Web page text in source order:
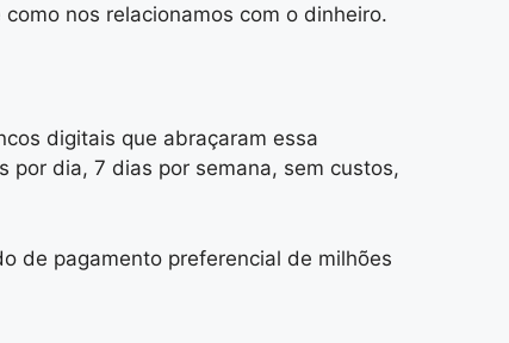
nos relacionamos com o dinheiro.
digitais que abraçaram essa
por dia, 7 dias por semana, sem custos,
de pagamento preferencial de milhões